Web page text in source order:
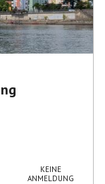
KEINE
ANMELDUNG